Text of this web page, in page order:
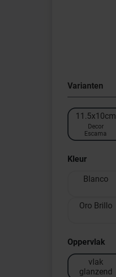
Varianten
11.5x10cm
Decor
Escama
Kleur
Blanco
Oro Brillo
Oppervlak
vlak
glanzend